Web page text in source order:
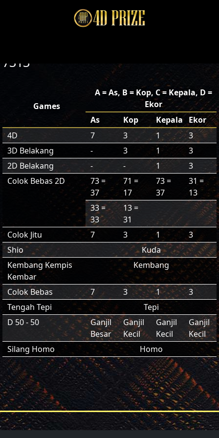
7313
Games
A = As, B = Kop, C = Kepala, D =
Ekor
As
Kop Kepala Ekor
4D
7 3 1
3
3D Belakang
- 3 1
3
2D Belakang
- - 1
3
Colok Bebas 2D
73 =
37
71 =
17
73 =
37
31 =
13
33 =
33
13 =
31
Colok Jitu
7 3 1
3
Shio
Kuda
Kembang Kempis
Kembar
Kembang
Colok Bebas 7 3 1
3
Tengah Tepi
Tepi
D 50 - 50
Ganjil
Besar
Ganjil
Kecil
Ganjil
Kecil
Ganjil
Kecil
Silang Homo
Homo